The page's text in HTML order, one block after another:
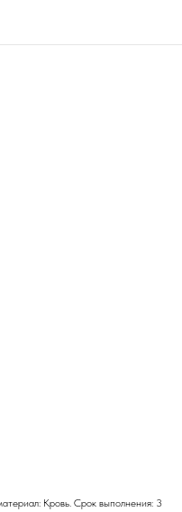
Кровь. Срок выполнения: 3